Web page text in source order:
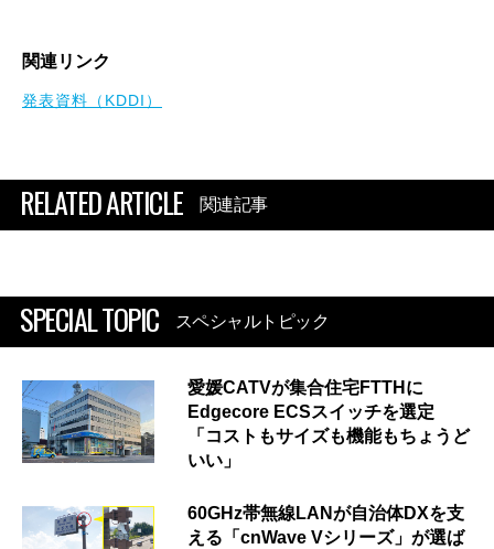
関連リンク
発表資料（KDDI）
RELATED ARTICLE 関連記事
SPECIAL TOPIC スペシャルトピック
愛媛CATVが集合住宅FTTHに
Edgecore ECSスイッチを選定
「コストもサイズも機能もちょうど
いい」
60GHz帯無線LANが自治体DXを支
える「cnWave Vシリーズ」が選ば